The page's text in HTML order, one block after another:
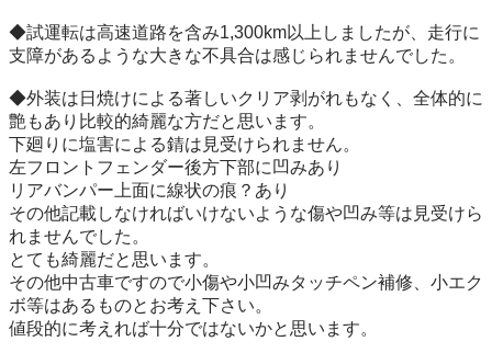
◆試運転は高速道路を含み1,300km以上しましたが、走行に
支障があるような大きな不具合は感じられませんでした。
◆外装は日焼けによる著しいクリア剥がれもなく、全体的に
艶もあり比較的綺麗な方だと思います。
下廻りに塩害による錆は見受けられません。
左フロントフェンダー後方下部に凹みあり
リアバンパー上面に線状の痕？あり
その他記載しなければいけないような傷や凹み等は見受けら
れませんでした。
とても綺麗だと思います。
その他中古車ですので小傷や小凹みタッチペン補修、小エク
ボ等はあるものとお考え下さい。
値段的に考えれば十分ではないかと思います。